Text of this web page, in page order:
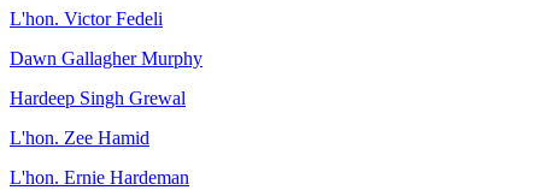
L'hon. Victor Fedeli
Dawn Gallagher Murphy
Hardeep Singh Grewal
L'hon. Zee Hamid
L'hon. Ernie Hardeman